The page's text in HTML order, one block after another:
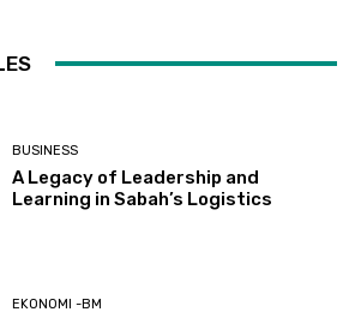
BUSINESS
A Legacy of Leadership and
Learning in Sabah’s Logistics
EKONOMI -BM